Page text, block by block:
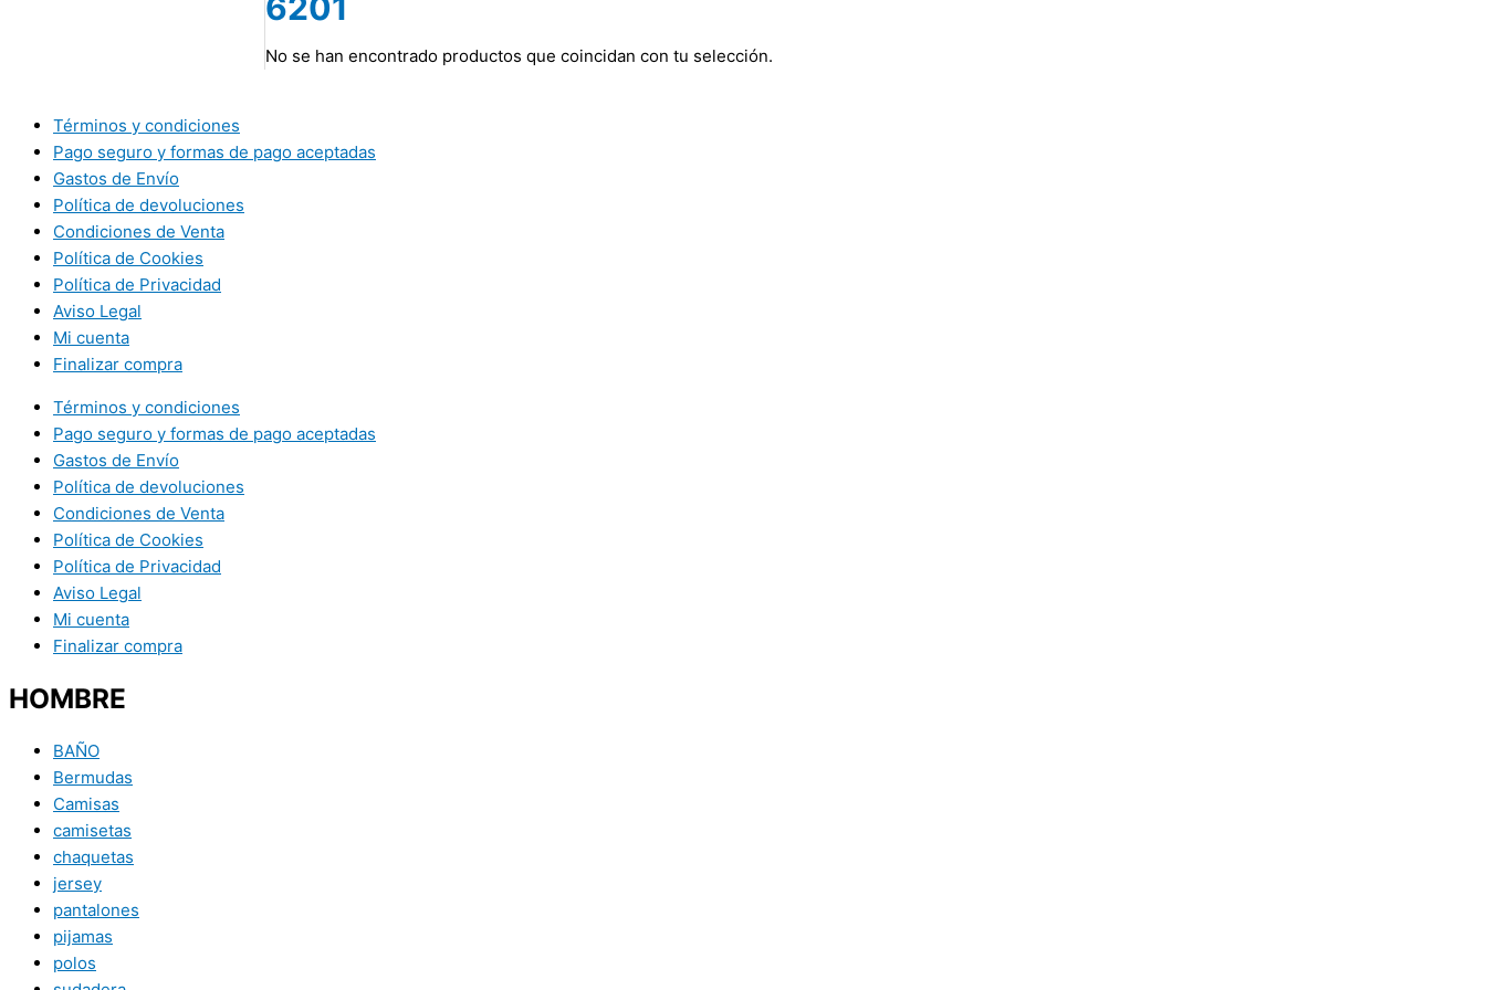
No se han encontrado productos que coincidan con tu selección.
Términos y condiciones
Pago seguro y formas de pago aceptadas
Gastos de Envío
Política de devoluciones
Condiciones de Venta
Política de Cookies
Política de Privacidad
Aviso Legal
Mi cuenta
Finalizar compra
Términos y condiciones
Pago seguro y formas de pago aceptadas
Gastos de Envío
Política de devoluciones
Condiciones de Venta
Política de Cookies
Política de Privacidad
Aviso Legal
Mi cuenta
Finalizar compra
HOMBRE
BAÑO
Bermudas
Camisas
camisetas
chaquetas
jersey
pantalones
pijamas
polos